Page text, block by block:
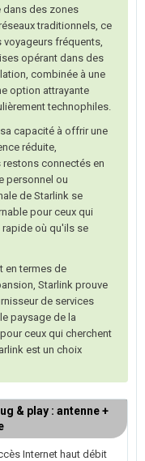
dans des zones
traditionnels, ce
voyageurs fréquents,
opérant dans des
combinée à une
option attrayante
technophiles.
capacité à offrir une
réduite,
connectés en
personnel ou
de Starlink se
pour ceux qui
rapide où qu'ils se
en termes de
Starlink prouve
de services
paysage de la
ceux qui cherchent
est un choix
& play : antenne +
Internet haut débit